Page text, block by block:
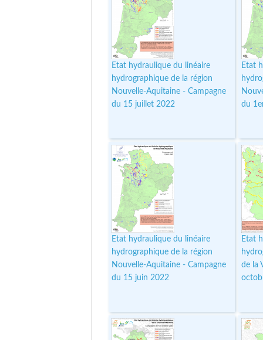
Etat hydraulique du linéaire
hydrographique de la région
Nouvelle-Aquitaine - Campagne
du 15 juillet 2022
Etat
du
Etat hydraulique du linéaire
hydrographique de la région
Nouvelle-Aquitaine - Campagne
du 15 juin 2022
Etat
de la